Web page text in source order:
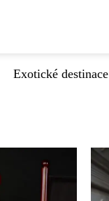
Exotické destinace